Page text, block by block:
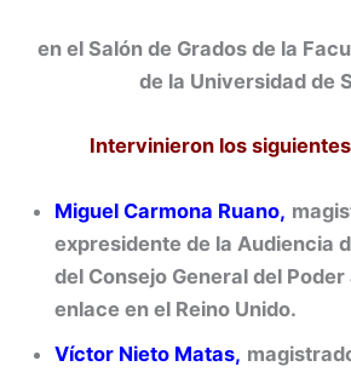
en el Salón de Grados de la
de la Universidad de
Intervinieron los
Miguel Carmona Ruano,
expresidente de la Audiencia
del Consejo General del
enlace en el Reino Unido.
Víctor Nieto Matas,